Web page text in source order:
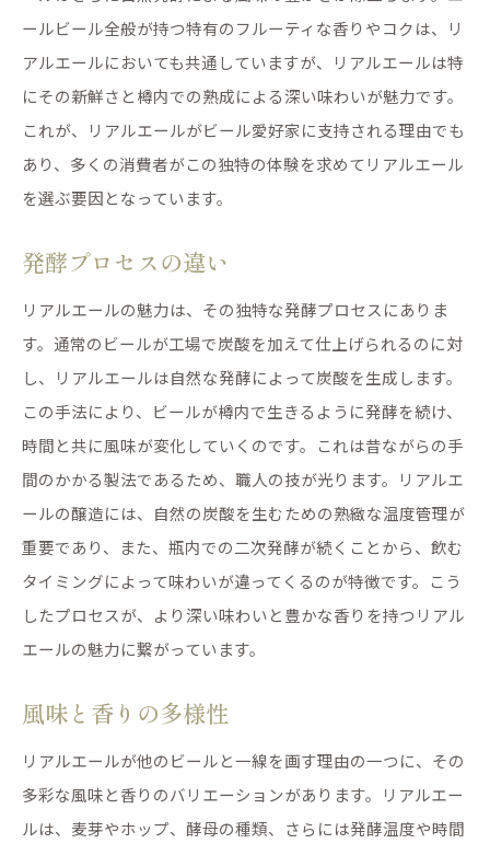
ールビール全般が持つ特有のフルーティな香りやコクは、リ
アルエールにおいても共通していますが、リアルエールは特
にその新鮮さと樽内での熟成による深い味わいが魅力です。
これが、リアルエールがビール愛好家に支持される理由でも
あり、多くの消費者がこの独特の体験を求めてリアルエール
を選ぶ要因となっています。
発酵プロセスの違い
リアルエールの魅力は、その独特な発酵プロセスにありま
す。通常のビールが工場で炭酸を加えて仕上げられるのに対
し、リアルエールは自然な発酵によって炭酸を生成します。
この手法により、ビールが樽内で生きるように発酵を続け、
時間と共に風味が変化していくのです。これは昔ながらの手
間のかかる製法であるため、職人の技が光ります。リアルエ
ールの醸造には、自然の炭酸を生むための熟緻な温度管理が
重要であり、また、瓶内での二次発酵が続くことから、飲む
タイミングによって味わいが違ってくるのが特徴です。こう
したプロセスが、より深い味わいと豊かな香りを持つリアル
エールの魅力に繋がっています。
風味と香りの多様性
リアルエールが他のビールと一線を画す理由の一つに、その
多彩な風味と香りのバリエーションがあります。リアルエー
ルは、麦芽やホップ、酵母の種類、さらには発酵温度や時間